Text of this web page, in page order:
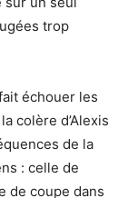
trop
échouer les
colère d’Alexis
de la
: celle de
de coupe dans